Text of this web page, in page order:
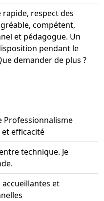
rapide, respect des
compétent,
et pédagogue. Un
pendant le
demander de plus ?
Professionnalisme
efficacité
technique. Je
accueillantes et